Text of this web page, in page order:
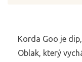
Korda Goo je
Oblak, který